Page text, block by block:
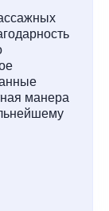
манера